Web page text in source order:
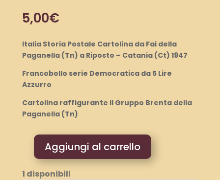
5,00€
Italia Storia Postale Cartolina da Fai della
Paganella (Tn) a Riposto – Catania (Ct) 1947
Francobollo serie Democratica da 5 Lire
Azzurro
Cartolina raffigurante il Gruppo Brenta della
Paganella (Tn)
Storia
Postale
Aggiungi al carrello
1 disponibili